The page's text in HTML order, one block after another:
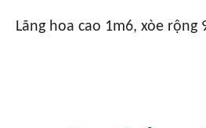
Lãng hoa cao 1m6, xòe rộng